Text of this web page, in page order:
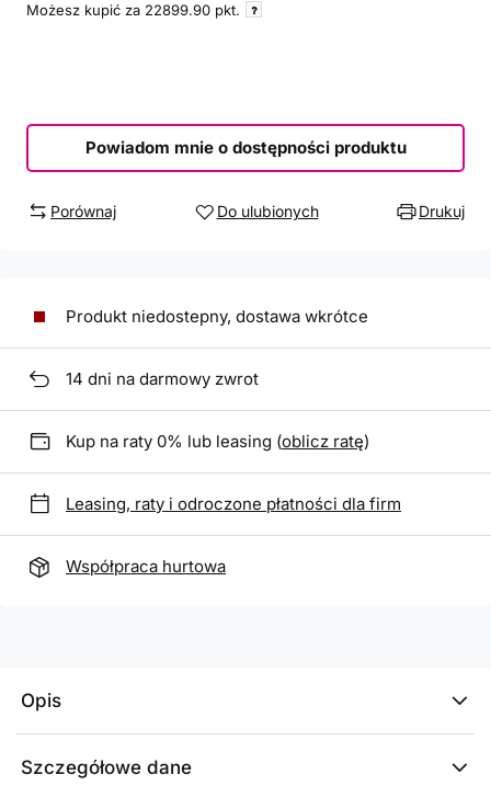
Możesz kupić za 22899.90 pkt.
Powiadom mnie o dostępności produktu
Porównaj Do ulubionych Drukuj
Produkt niedostepny, dostawa wkrótce
14 dni na darmowy zwrot
Kup na raty 0% lub leasing (oblicz ratę)
Leasing, raty i odroczone płatności dla firm
Współpraca hurtowa
Opis
Szczegółowe dane